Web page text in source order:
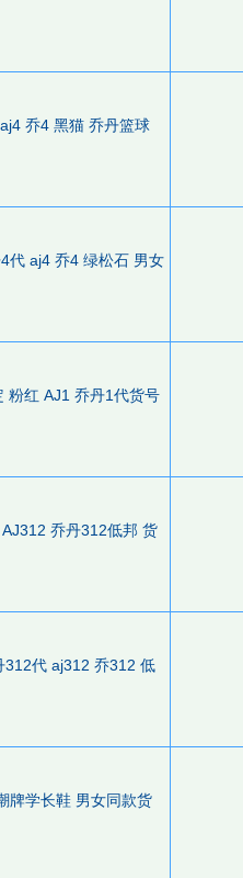
乔4 黑猫 乔丹篮球
代 aj4 乔4 绿松石 男女
粉红 AJ1 乔丹1代货号
乔丹312低邦 货
代 aj312 乔312 低
牌学长鞋 男女同款货